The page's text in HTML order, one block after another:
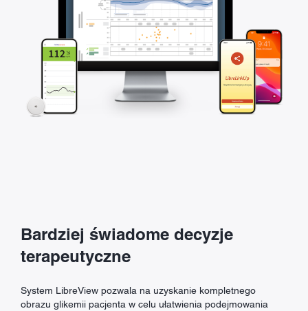
Bardziej świadome decyzje
terapeutyczne
System LibreView pozwala na uzyskanie kompletnego
obrazu glikemii pacjenta w celu ułatwienia podejmowania